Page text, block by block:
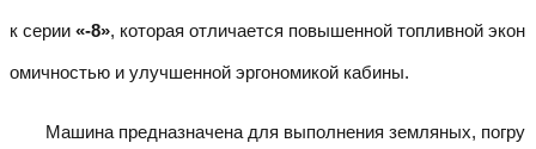
к серии «-8», которая отличается повышенной топливной экон
омичностью и улучшенной эргономикой кабины.
Машина предназначена для выполнения земляных, погру